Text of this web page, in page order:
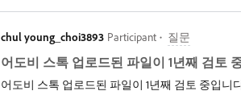
"Paid" in Adobe Stock but never appeared in my
my Adobe Stock account?What steps I need to take
resolving this matter. Please let me know if you need
chul young_choi3893 Participant 질문
어도비 스톡 업로드된 파일이 1년째 검토
어도비 스톡 업로드된 파일이 1년째 검토 중입니